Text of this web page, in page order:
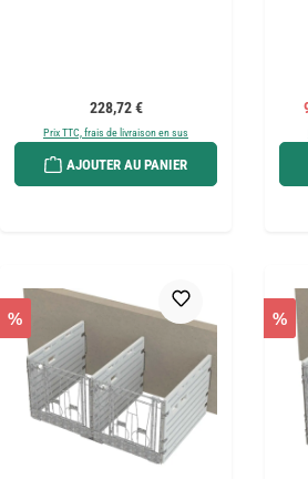
Prix régulier :
228,72 €
Prix TTC, frais de livraison en sus
AJOUTER AU PANIER
% %